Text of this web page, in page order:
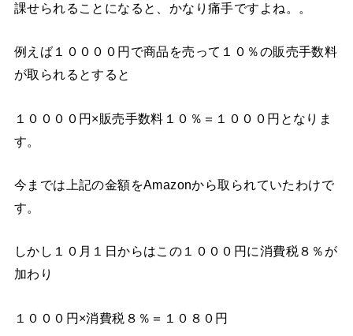
課せられることになると、かなり痛手ですよね。。
例えば１００００円で商品を売って１０％の販売手数料
が取られるとすると
１００００円×販売手数料１０％＝１０００円となりま
す。
今までは上記の金額をAmazonから取られていたわけで
す。
しかし１０月１日からはこの１０００円に消費税８％が
加わり
１０００円×消費税８％＝１０８０円